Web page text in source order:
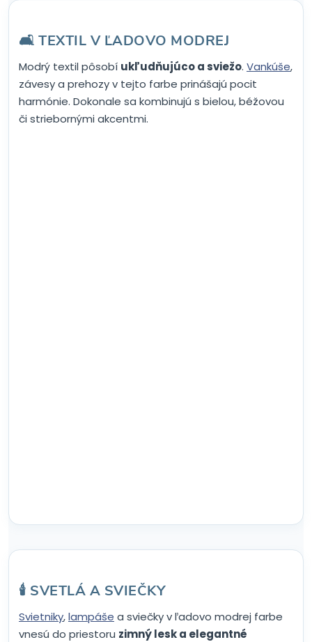
🛋️ TEXTIL V ĽADOVO MODREJ
Modrý textil pôsobí ukľudňujúco a sviežo. Vankúše,
závesy a prehozy v tejto farbe prinášajú pocit
harmónie. Dokonale sa kombinujú s bielou, béžovou
či striebornými akcentmi.
🕯️ SVETLÁ A SVIEČKY
Svietniky,lampáše a sviečky v ľadovo modrej farbe
vnesú do priestoru zimný lesk a elegantné